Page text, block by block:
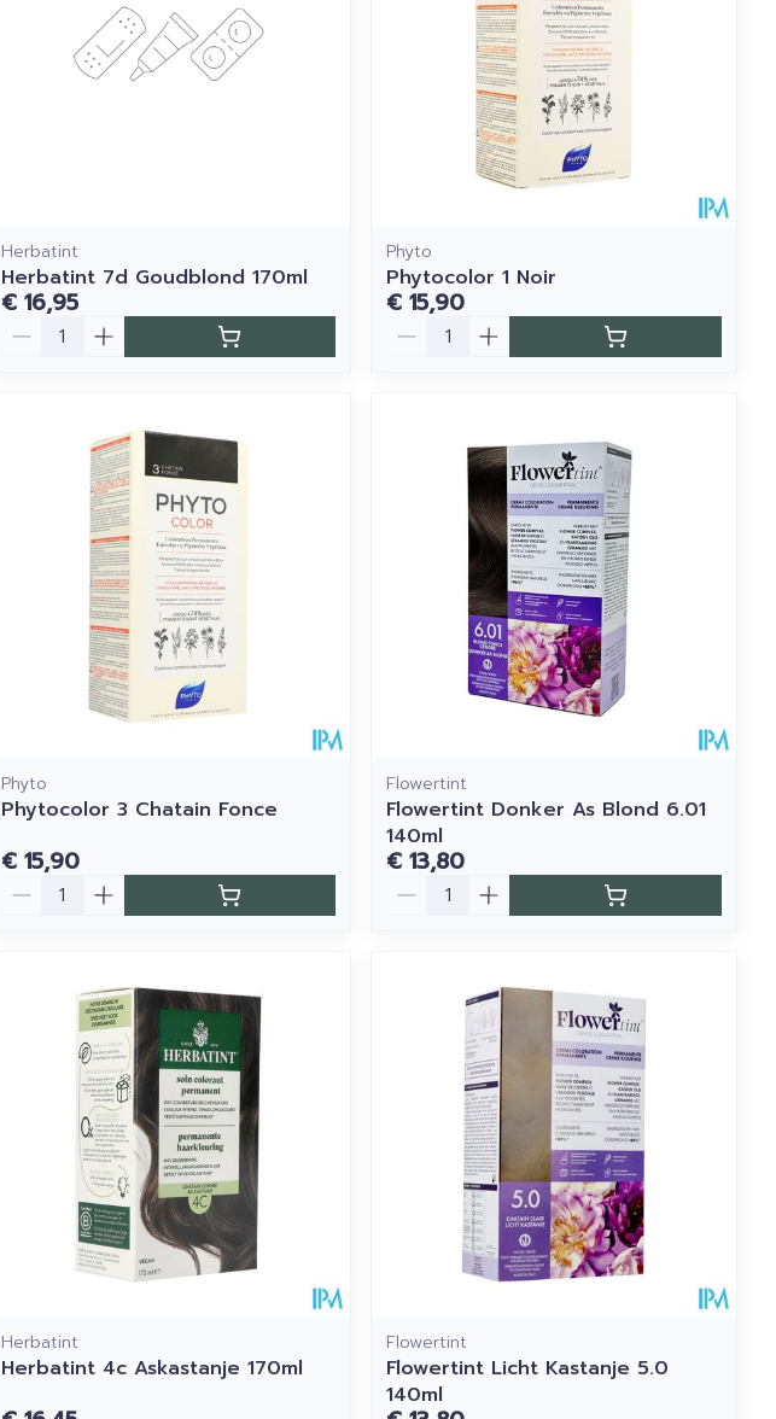
Herbatint
Herbatint 7d Goudblond 170ml
€ 16,95
Aantal
Phyto
Phytocolor 1 Noir
€ 15,90
Aantal
Phyto
Phytocolor 3 Chatain Fonce
€ 15,90
Aantal
Flowertint
Flowertint Donker As Blond 6.01
140ml
€ 13,80
Aantal
Herbatint
Herbatint 4c Askastanje 170ml
Flowertint
Flowertint Licht Kastanje 5.0
140ml